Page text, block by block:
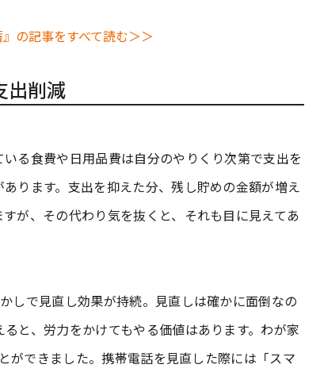
の記事をすべて読む＞＞
出削減
る食費や日用品費は自分のやりくり次第で支出を
ります。支出を抑えた分、残し貯めの金額が増え
が、その代わり気を抜くと、それも目に見えてあ
しで見直し効果が持続。見直しは確かに面倒なの
と、労力をかけてもやる価値はあります。わが家
ができました。携帯電話を見直した際には「スマ